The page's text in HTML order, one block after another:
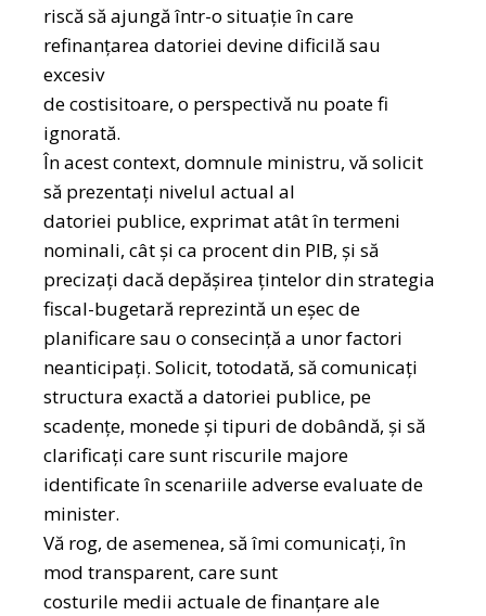
riscă să ajungă într-o situație în care
refinanțarea datoriei devine dificilă sau
excesiv
de costisitoare, o perspectivă nu poate fi
ignorată.
În acest context, domnule ministru, vă solicit
să prezentați nivelul actual al
datoriei publice, exprimat atât în termeni
nominali, cât și ca procent din PIB, și să
precizați dacă depășirea țintelor din strategia
fiscal-bugetară reprezintă un eșec de
planificare sau o consecință a unor factori
neanticipați. Solicit, totodată, să comunicați
structura exactă a datoriei publice, pe
scadențe, monede și tipuri de dobândă, și să
clarificați care sunt riscurile majore
identificate în scenariile adverse evaluate de
minister.
Vă rog, de asemenea, să îmi comunicați, în
mod transparent, care sunt
costurile medii actuale de finanțare ale